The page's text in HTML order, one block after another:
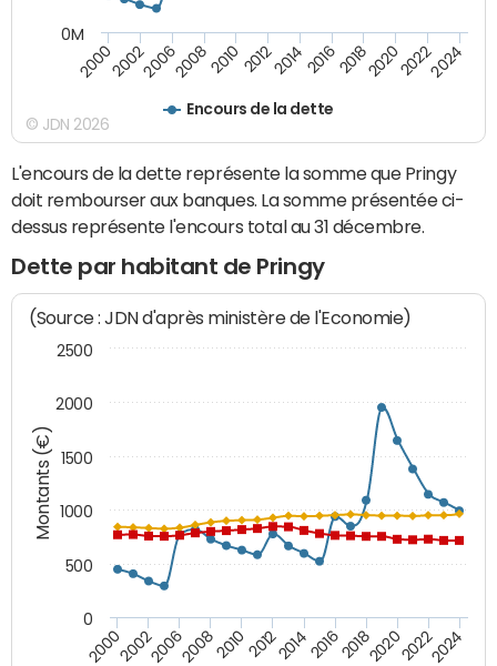
Encours de la dette
20002002200620082010 2012201420162018202020222024
0M
© JDN 2026
L'encours de la dette représente la somme que Pringy
doit rembourser aux banques. La somme présentée ci-
dessus représente l'encours total au 31 décembre.
Dette par habitant de Pringy
Montants (€)
(Source : JDN d'après ministère de l'Economie)
200020022006200820102012201420162018202020222024
0
500
1000
1500
2000
2500